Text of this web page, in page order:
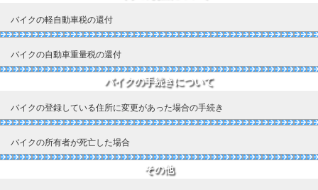
バイクの軽自動車税の還付
バイクの自動車重量税の還付
バイクの手続きについて
バイクの登録している住所に変更があった場合の手続き
バイクの所有者が死亡した場合
その他